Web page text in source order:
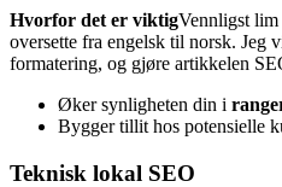
Hvorfor det er viktigVennligst lim
oversette fra engelsk til norsk. Jeg
formatering, og gjøre artikkelen
Øker synligheten din i
Bygger tillit hos potensielle
Teknisk lokal SEO